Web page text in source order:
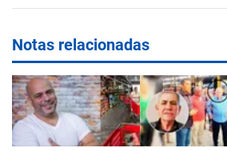
Notas relacionadas